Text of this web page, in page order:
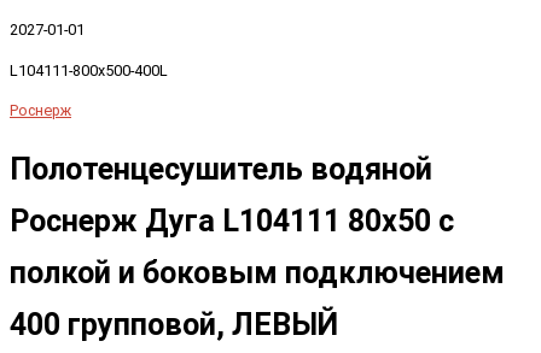
2027-01-01
L104111-800x500-400L
Роснерж
Полотенцесушитель водяной
Роснерж Дуга L104111 80x50 с
полкой и боковым подключением
400 групповой, ЛЕВЫЙ